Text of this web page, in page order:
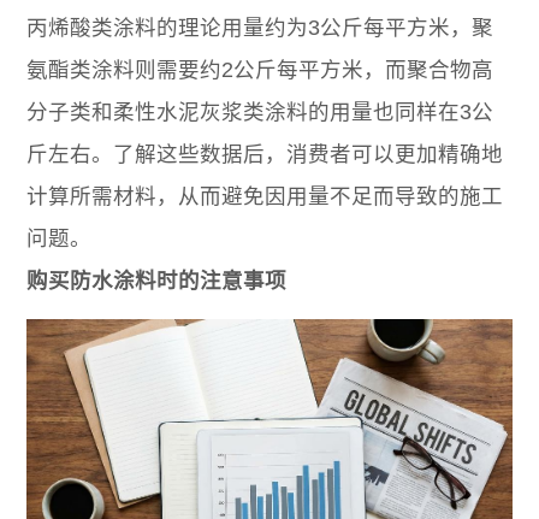
丙烯酸类涂料的理论用量约为3公斤每平方米，聚
氨酯类涂料则需要约2公斤每平方米，而聚合物高
分子类和柔性水泥灰浆类涂料的用量也同样在3公
斤左右。了解这些数据后，消费者可以更加精确地
计算所需材料，从而避免因用量不足而导致的施工
问题。
购买防水涂料时的注意事项